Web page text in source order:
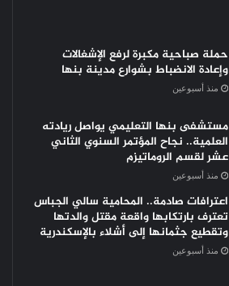
حملة صباحية مكبرة لرفع الإشغالات
وإعادة الانضباط بشوارع مدينة بنها
منذ أسبوعين
مستشفى بنها التعليمي يواصل ريادته
العلمية.. نجاح المؤتمر السنوي الثاني
عشر لقسم الروماتيزم
منذ أسبوعين
اعترافات صادمة.. المحامية سالي الجباس
تعترف بارتكابها واقعة مقتل والدتها
وتقطيع جثمانها إلى أشلاء بالإسكندرية
منذ أسبوعين